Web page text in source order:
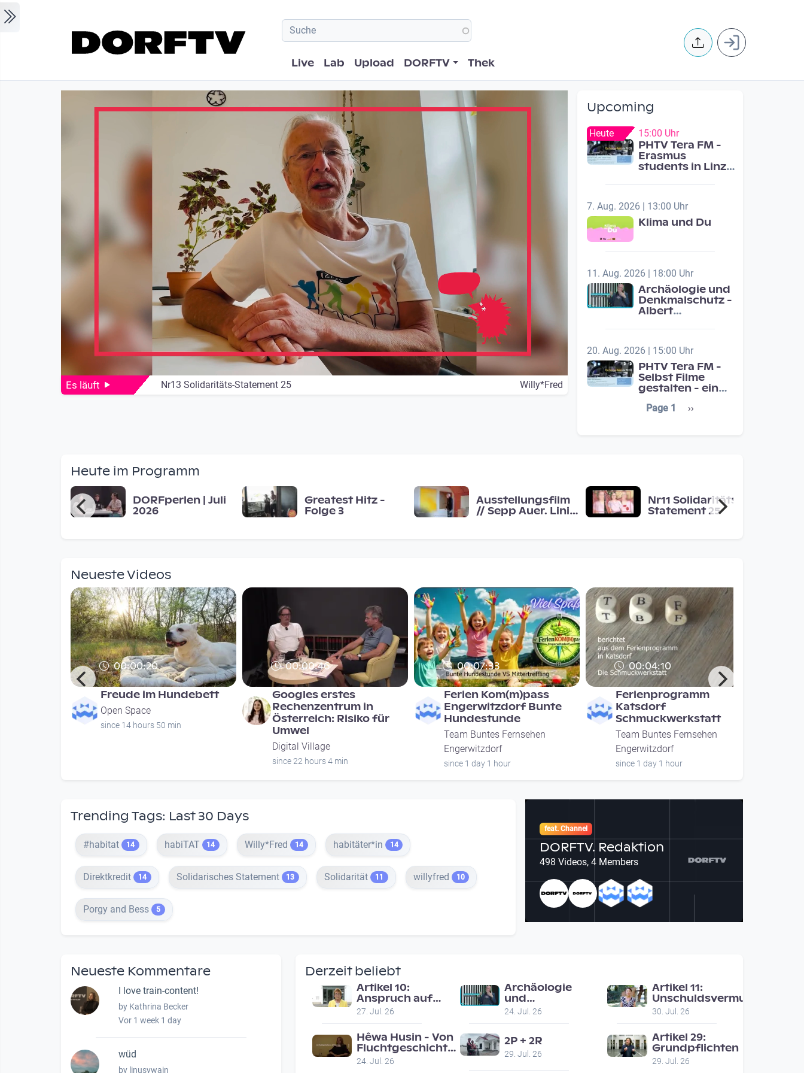
Hauptnavigation
Live Lab Upload DORFTV Thek
User
Live Streaming
Es läuft Nr13 Solidaritäts-Statement 25 Willy*Fred
Upcoming
Heute 15:00 Uhr
PHTV Tera FM -
Erasmus
students in Linz
7. Aug. 2026 | 13:00 Uhr
Klima und Du
11. Aug. 2026 | 18:00 Uhr
Archäologie und
Denkmalschutz -
Albert
20. Aug. 2026 | 15:00 Uhr
PHTV Tera FM -
Selbst Filme
gestalten - ein
medienpädagigischen
Seitennummerierung
Page 1 Next page
››
Heute im Programm
DORFperlen | Juli
2026
Greatest Hitz -
Folge 3
Ausstellungsfilm
// Sepp Auer. Linie
Nr11 Solidaritäts-
Statement 25
Neueste Videos
00:00:20
Freude im Hundebett
Open Space
since 14 hours 50 min
00:00:46
Googles erstes
Rechenzentrum in
Österreich: Risiko für
Umwel
Digital Village
since 22 hours 4 min
00:07:33
Ferien Kom(m)pass
Engerwitzdorf Bunte
Hundestunde
Team Buntes Fernsehen
Engerwitzdorf
since 1 day 1 hour
00:04:10
Ferienprogramm
Katsdorf
Schmuckwerkstatt
Team Buntes Fernsehen
Engerwitzdorf
since 1 day 1 hour
Trending Tags: Last 30 Days
#habitat 14 habiTAT 14 Willy*Fred 14 habitäter*in 14
Direktkredit 14 Solidarisches Statement 13 Solidarität 11 willyfred 10
Porgy and Bess 5
feat. Channel
DORFTV. Redaktion
498 Videos, 4 Members
Neueste Kommentare
I love train-content!
by Kathrina Becker
Vor 1 week 1 day
wüd
by linusywain
Derzeit beliebt
Artikel 10:
Anspruch auf
faires
27. Jul. 26
Archäologie
und
Denkmalschutz
Studio Wels
24. Jul. 26
Artikel 11:
Unschuldsvermutung
30. Jul. 26
Hêwa Husin - Von
Fluchtgeschichten
zu Erfolgsstories
24. Jul. 26
2P + 2R
29. Jul. 26
Artikel 29:
Grundpflichten
29. Jul. 26